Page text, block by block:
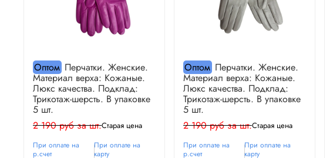
ОптомПерчатки. Женские.
Материал верха: Кожаные.
Люкс качества. Подклад:
Трикотаж-шерсть. В упаковке
5 шт.
2 190 руб за шт.Старая цена
При оплате на
р.счет
При оплате на
карту
ОптомПерчатки. Женские.
Материал верха: Кожаные.
Люкс качества. Подклад:
Трикотаж-шерсть. В упаковке
5 шт.
2 190 руб за шт.Старая цена
При оплате на
р.счет
При оплате на
карту